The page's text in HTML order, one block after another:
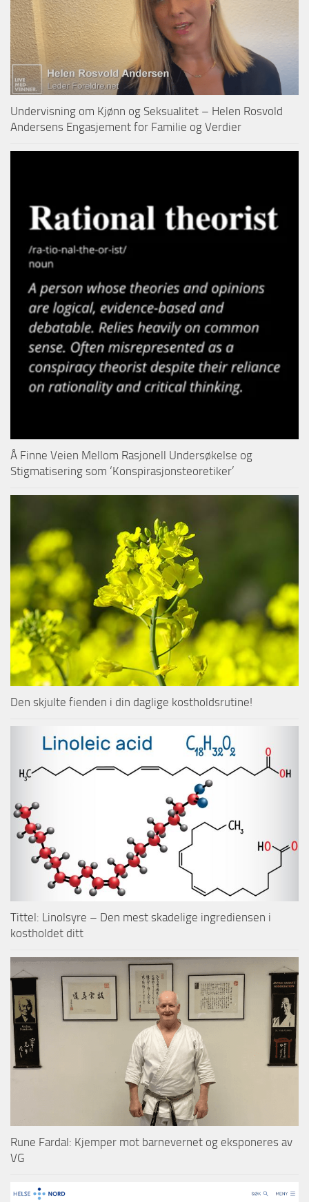
Undervisning om Kjønn og Seksualitet – Helen Rosvold
Andersens Engasjement for Familie og Verdier
Å Finne Veien Mellom Rasjonell Undersøkelse og
Stigmatisering som ‘Konspirasjonsteoretiker’
Den skjulte fienden i din daglige kostholdsrutine!
Tittel: Linolsyre – Den mest skadelige ingrediensen i
kostholdet ditt
Rune Fardal: Kjemper mot barnevernet og eksponeres av
VG